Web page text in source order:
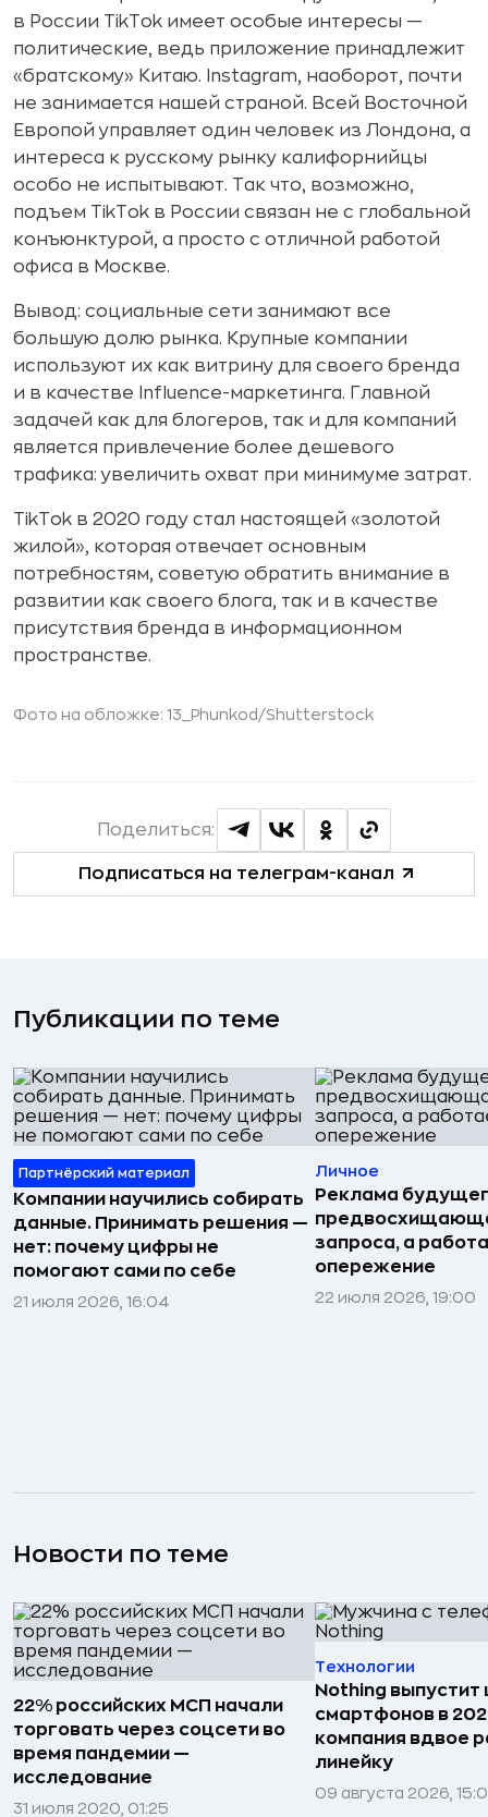
в России TikTok имеет особые интересы —
политические, ведь приложение принадлежит
«братскому» Китаю. Instagram, наоборот, почти
не занимается нашей страной. Всей Восточной
Европой управляет один человек из Лондона, а
интереса к русскому рынку калифорнийцы
особо не испытывают. Так что, возможно,
подъем TikTok в России связан не с глобальной
конъюнктурой, а просто с отличной работой
офиса в Москве.
Вывод: социальные сети занимают все
большую долю рынка. Крупные компании
используют их как витрину для своего бренда
и в качестве Influence-маркетинга. Главной
задачей как для блогеров, так и для компаний
является привлечение более дешевого
трафика: увеличить охват при минимуме затрат.
TikTok в 2020 году стал настоящей «золотой
жилой», которая отвечает основным
потребностям, советую обратить внимание в
развитии как своего блога, так и в качестве
присутствия бренда в информационном
пространстве.
Фото на обложке: 13_Phunkod /Shutterstock
Подписаться на телеграм-канал
Поделиться:
Публикации по теме
Партнёрский материал
Компании научились собирать
данные. Принимать решения —
нет: почему цифры не
помогают сами по себе
21 июля 2026, 16:04
Личное
Реклама
запроса, а
опережение
22 июля 2026, 19:00
Новости по теме
22% российских МСП начали
торговать через соцсети во
время пандемии —
исследование
31 июля 2020, 01:25
Технологии
Nothing выпустит
смартфонов в
компания вдвое
линейку
09 августа 2026,